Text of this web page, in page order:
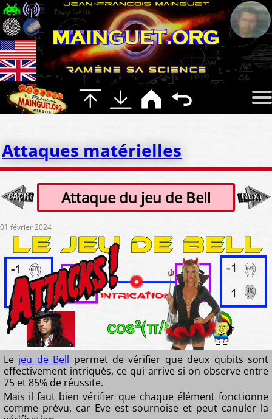
Attaques matérielles
Attaque du jeu de Bell
01 février 2024
Le jeu de Bell permet de vérifier que deux qubits sont
effectivement intriqués, ce qui arrive si on observe entre
75 et 85% de réussite.
Mais il faut bien vérifier que chaque élément fonctionne
comme prévu, car Eve est sournoise et peut canuler la